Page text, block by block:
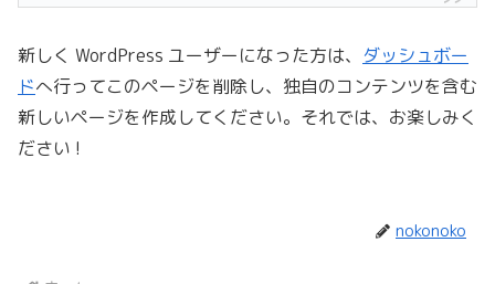
新しく WordPress ユーザーになった方は、 ダッシュボー
ドへ行ってこのページを削除し、独自のコンテンツを含む
新しいページを作成してください。それでは、お楽しみく
ださい !
nokonoko